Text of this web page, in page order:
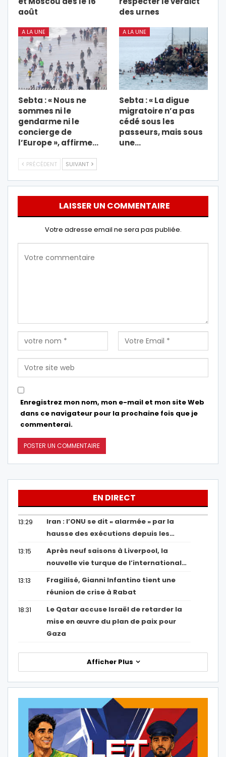
août
des urnes
A LA UNE
Sebta : « Nous ne
sommes ni le
gendarme ni le
concierge de
l’Europe », affirme…
A LA UNE
Sebta : « La digue
migratoire n’a pas
cédé sous les
passeurs, mais sous
une…
PRÉCÉDENT SUIVANT
LAISSER UN COMMENTAIRE
Votre adresse email ne sera pas publiée.
Enregistrez mon nom, mon e-mail et mon site Web
dans ce navigateur pour la prochaine fois que je
commenterai.
EN DIRECT
13:29
Iran : l’ONU se dit « alarmée » par la
hausse des exécutions depuis les…
13:15
Après neuf saisons à Liverpool, la
nouvelle vie turque de l’international…
13:13
Fragilisé, Gianni Infantino tient une
réunion de crise à Rabat
18:31
Le Qatar accuse Israël de retarder la
mise en œuvre du plan de paix pour
Gaza
Afficher Plus